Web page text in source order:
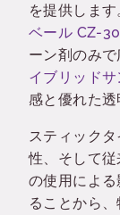
を提供します
ベール CZ-
ーン剤のみで
イブリッド
感と優れた透
スティック
性、そして
の使用によ
ることから